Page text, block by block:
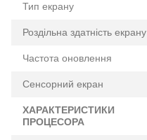
Тип екрану
Роздільна здатність екрану
Частота оновлення
Сенсорний екран
ХАРАКТЕРИСТИКИ
ПРОЦЕСОРА